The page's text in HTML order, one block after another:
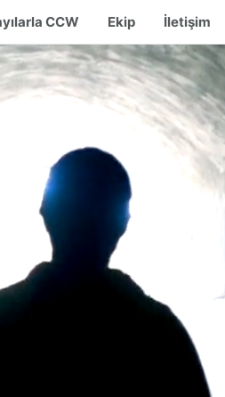
CCW Ekip İletişim